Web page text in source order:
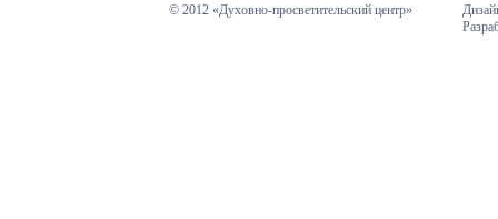
© 2012 «Духовно-просветительский центр»